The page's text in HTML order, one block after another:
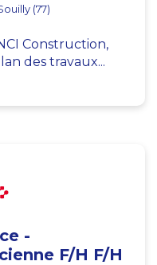
(77)
Construction,
des travaux...
-
F/H F/H